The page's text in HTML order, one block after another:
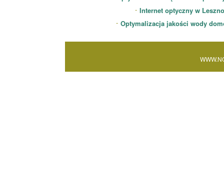
Internet optyczny w
Optymalizacja jakości wody